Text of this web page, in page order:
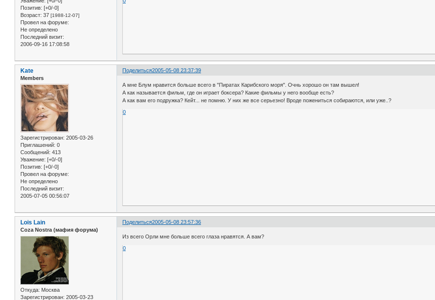
Позитив: [+0/-0]
Возраст: 37 [1988-12-07]
Провел на форуме:
Не определено
Последний визит:
2006-09-16 17:08:58
Поделиться2005-05-08 23:37:39
Kate
Members
Зарегистрирован: 2005-03-26
Приглашений: 0
Сообщений: 413
Уважение: [+0/-0]
Позитив: [+0/-0]
Провел на форуме:
Не определено
Последний визит:
2005-07-05 00:56:07
А мне Блум нравится больше всего в "Пиратах Карибского моря". Очнь хорошо он там вышел!
А как называется фильм, где он играет боксера? Какие фильмы у него вообще есть?
А как вам его подружка? Кейт... не помню. У них же все серьезно! Вроде пожениться собираются, или уже..?
0
Поделиться2005-05-08 23:57:36
Lois Lain
Coza Nostra (мафия форума)
Откуда: Москва
Зарегистрирован: 2005-03-23
Из всего Орли мне больше всего глаза нравятся. А вам?
0